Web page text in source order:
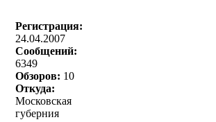
Регистрация:
24.04.2007
Сообщений:
6349
Обзоров: 10
Откуда:
Московская
губерния